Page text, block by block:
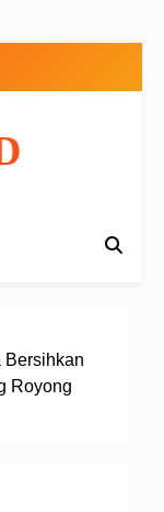
Bersihkan
Royong